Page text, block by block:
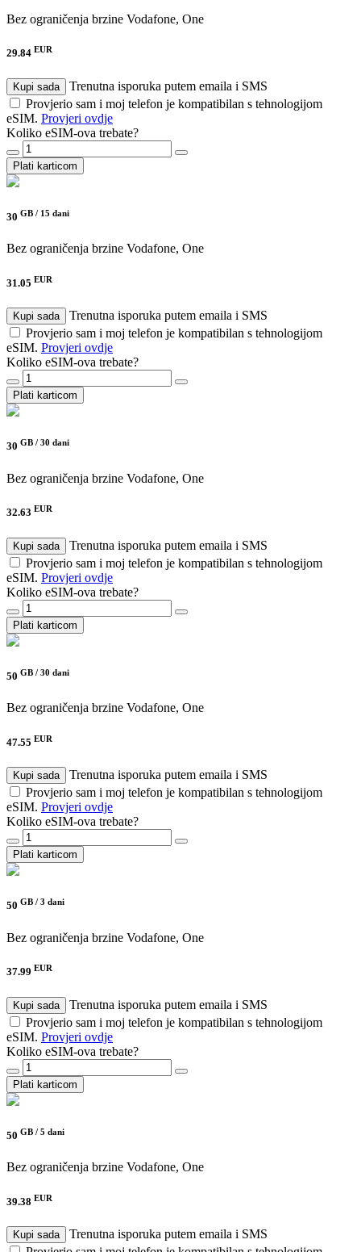
Bez ograničenja brzine Vodafone, One
29.84 EUR
Kupi sada
Trenutna isporuka putem emaila i SMS
Provjerio sam i moj telefon je kompatibilan s tehnologijom
eSIM. Provjeri ovdje
Koliko eSIM-ova trebate?
Plati karticom
30 GB / 15 dani
Bez ograničenja brzine Vodafone, One
31.05 EUR
Kupi sada
Trenutna isporuka putem emaila i SMS
Provjerio sam i moj telefon je kompatibilan s tehnologijom
eSIM. Provjeri ovdje
Koliko eSIM-ova trebate?
Plati karticom
30 GB / 30 dani
Bez ograničenja brzine Vodafone, One
32.63 EUR
Kupi sada
Trenutna isporuka putem emaila i SMS
Provjerio sam i moj telefon je kompatibilan s tehnologijom
eSIM. Provjeri ovdje
Koliko eSIM-ova trebate?
Plati karticom
50 GB / 30 dani
Bez ograničenja brzine Vodafone, One
47.55 EUR
Kupi sada
Trenutna isporuka putem emaila i SMS
Provjerio sam i moj telefon je kompatibilan s tehnologijom
eSIM. Provjeri ovdje
Koliko eSIM-ova trebate?
Plati karticom
50 GB / 3 dani
Bez ograničenja brzine Vodafone, One
37.99 EUR
Kupi sada
Trenutna isporuka putem emaila i SMS
Provjerio sam i moj telefon je kompatibilan s tehnologijom
eSIM. Provjeri ovdje
Koliko eSIM-ova trebate?
Plati karticom
50 GB / 5 dani
Bez ograničenja brzine Vodafone, One
39.38 EUR
Kupi sada
Trenutna isporuka putem emaila i SMS